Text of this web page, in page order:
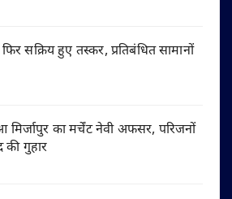
सक्रिय हुए तस्कर, प्रतिबंधित सामानों
का मर्चेंट नेवी अफसर, परिजनों
गुहार